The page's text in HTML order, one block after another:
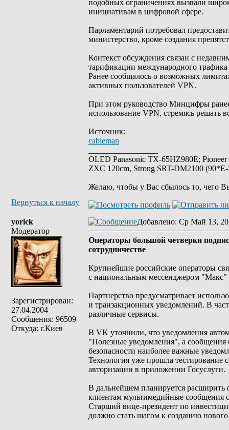
подобных ограничениях вызвали
инициативам в цифровой сфере.
Парламентарий потребовал
министерство, кроме создания
Контекст обсуждения связан с
тарификации международного трафика
Ранее сообщалось о возможных
активных пользователей VPN.
При этом руководство Минцифры
использование VPN, стремясь решать
Источник:
cableman
OLED Panasonic TX-65HZ980E;
ZXC 120cm, Strong SRT-DM2100
Желаю, чтобы у Вас сбылось то, чего
Вернуться к началу
yorick
Модератор
Зарегистрирован:
27.04.2004
Сообщения: 96509
Откуда: г.Киев
Добавлено: Ср Май 13,
Операторы большой четверки
сотрудничестве
Крупнейшие российские операторы
с национальным мессенджером "Макс"
Партнерство предусматривает
и транзакционных уведомлений. В
различные сервисы.
В VK уточнили, что уведомления
"Полезные уведомления", а сообщения
безопасности наиболее важные
Технология уже прошла тестирование
авторизации в приложении Госуслуги.
В дальнейшем планируется расширить
клиентам мультимедийные сообщения
Старший вице-президент по
должно стать шагом к созданию